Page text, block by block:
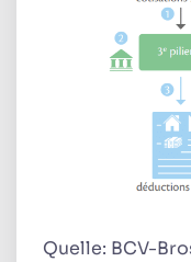
Quelle: BCV-